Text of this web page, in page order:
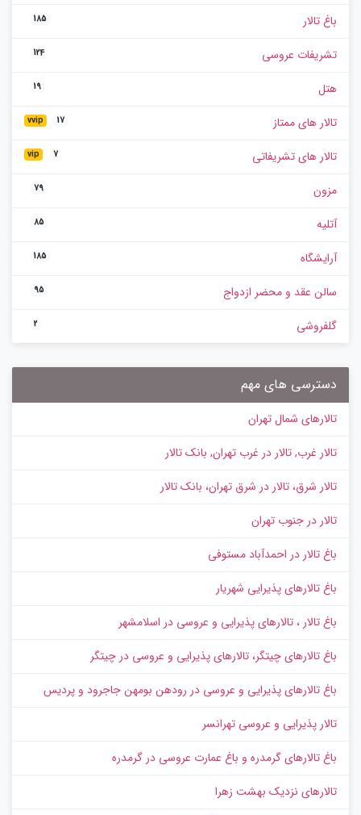
باغ تالار 185
تشریفات عروسی 124
هتل 19
تالار های ممتاز vvip 17
تالار های تشریفاتی vip 7
مزون 79
آتلیه 85
آرایشگاه 185
سالن عقد و محضر ازدواج 95
گلفروشی 2
دسترسی های مهم
تالارهای شمال تهران
تالار غرب, تالار در غرب تهران, بانک تالار
تالار شرق، تالار در شرق تهران، بانک تالار
تالار در جنوب تهران
باغ تالار در احمدآباد مستوفی
باغ تالارهای پذیرایی شهریار
باغ تالار ، تالارهای پذیرایی و عروسی در اسلامشهر
باغ تالارهای چیتگر، تالارهای پذیرایی و عروسی در چیتگر
باغ تالارهای پذیرایی و عروسی در رودهن بومهن جاجرود و پردیس
تالار پذیرایی و عروسی تهرانسر
باغ تالارهای گرمدره و باغ عمارت عروسی در گرمدره
تالارهای نزدیک بهشت زهرا